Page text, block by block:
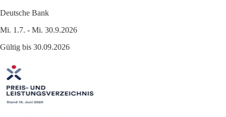
Deutsche Bank
Mi. 1.7. - Mi. 30.9.2026
Gültig bis 30.09.2026